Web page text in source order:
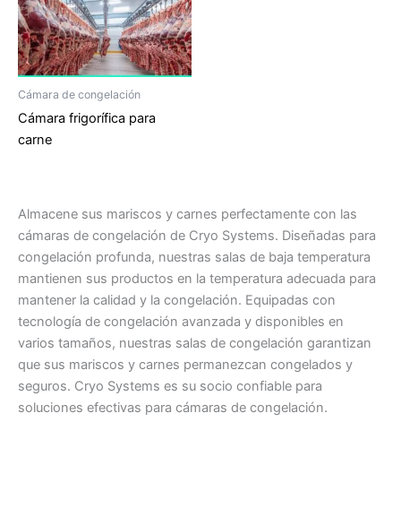
Cámara de congelación
Cámara frigorífica para
carne
Almacene sus mariscos y carnes perfectamente con las
cámaras de congelación de Cryo Systems. Diseñadas para
congelación profunda, nuestras salas de baja temperatura
mantienen sus productos en la temperatura adecuada para
mantener la calidad y la congelación. Equipadas con
tecnología de congelación avanzada y disponibles en
varios tamaños, nuestras salas de congelación garantizan
que sus mariscos y carnes permanezcan congelados y
seguros. Cryo Systems es su socio confiable para
soluciones efectivas para cámaras de congelación.